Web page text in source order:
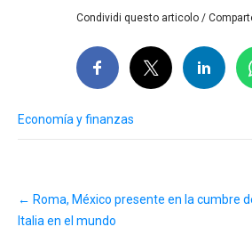
Condividi questo articolo /
Economía y finanzas
navigation
← Roma, México presente en la cumbre
Italia en el mundo